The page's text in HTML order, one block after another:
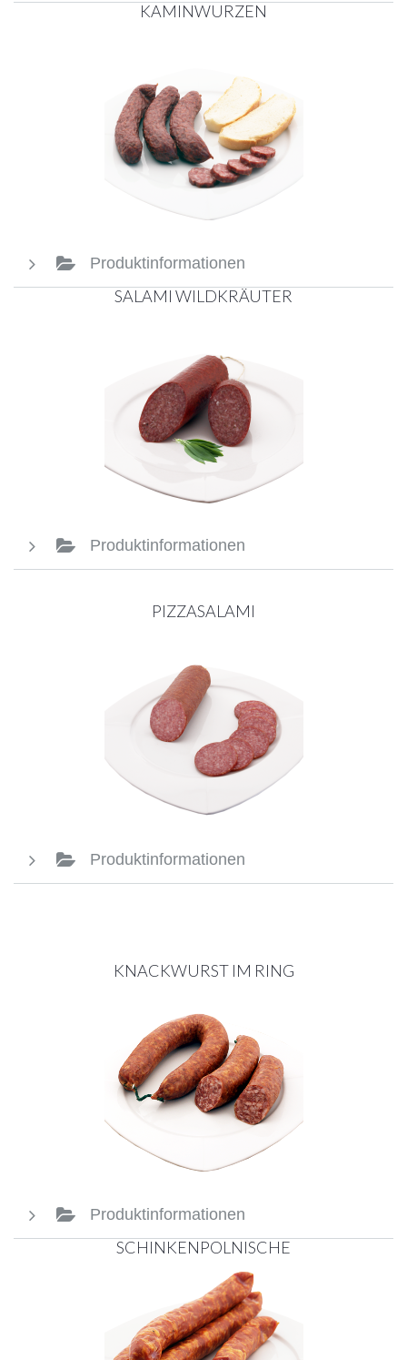
KAMINWURZEN
Produktinformationen
SALAMI WILDKRÄUTER
Produktinformationen
PIZZASALAMI
Produktinformationen
KNACKWURST IM RING
Produktinformationen
SCHINKENPOLNISCHE